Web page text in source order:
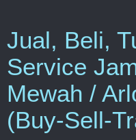
Jual, Beli,
Service
Mewah /
(Buy-Sell-